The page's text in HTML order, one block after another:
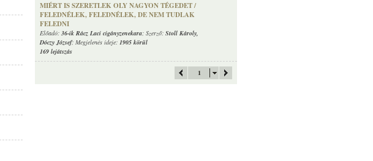
MIÉRT IS SZERETLEK OLY NAGYON TÉGEDET /
FELEDNÉLEK, FELEDNÉLEK, DE NEM TUDLAK
FELEDNI
Előadó: 36-ik Rácz Laci cigányzenekara; Szerző: Stoll Károly,
Dóczy József; Megjelenés ideje: 1905 körül
169 lejátszás
1